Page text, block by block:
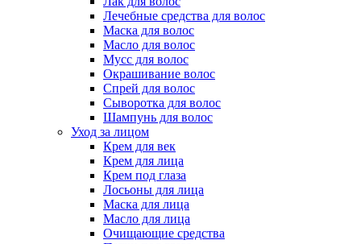
Лечебные средства для волос
Маска для волос
Масло для волос
Мусс для волос
Окрашивание волос
Спрей для волос
Сыворотка для волос
Шампунь для волос
Уход за лицом
Крем для век
Крем для лица
Крем под глаза
Лосьоны для лица
Маска для лица
Масло для лица
Очищающие средства